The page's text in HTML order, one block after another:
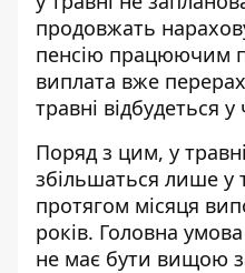
продовжать
пенсію працюючим
виплата вже
травні відбудеться
Поряд з цим, у
збільшаться лише у
протягом місяця
років. Головна
не має бути вищою